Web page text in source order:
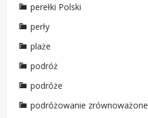
perełki Polski
perły
plaże
podróż
podróże
podróżowanie zrównoważone